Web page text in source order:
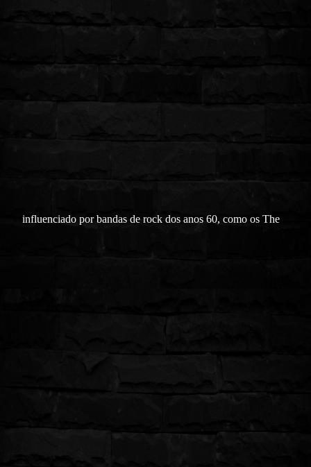
influenciado por bandas de rock dos anos 60, como os The